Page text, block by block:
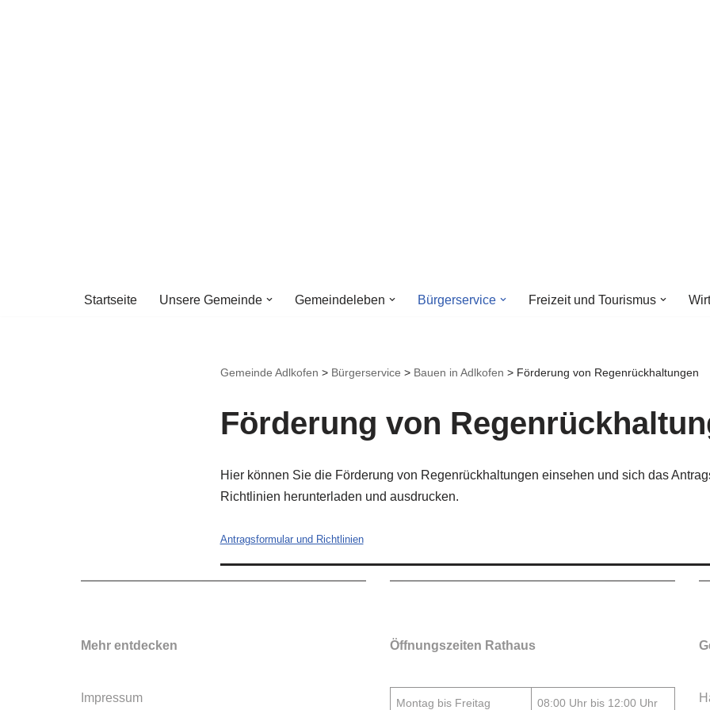
Startseite Unsere Gemeinde Gemeindeleben Bürgerservice Freizeit und Tourismus
Gemeinde Adlkofen > Bürgerservice > Bauen in Adlkofen > Förderung von Regenrückhaltungen
Förderung von
Hier können Sie die Förderung von Regenrückhaltungen einsehen und sich das
Richtlinien herunterladen und ausdrucken.
Antragsformular und Richtlinien
Mehr entdecken
Impressum
Öffnungszeiten Rathaus
Montag bis Freitag 08:00 Uhr bis 12:00 Uhr